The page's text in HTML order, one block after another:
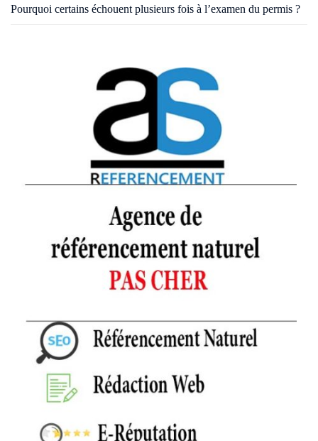
Pourquoi certains échouent plusieurs fois à l’examen du permis ?